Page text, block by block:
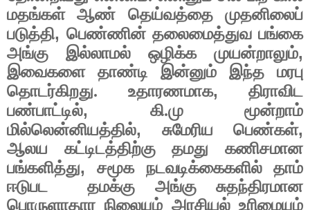
மதங்கள் ஆண் தெய்வத்தை முதனிலைப்
படுத்தி, பெண்ணின் தலைமைத்துவ பங்கை
அங்கு இல்லாமல் ஒழிக்க முயன்றாலும்,
இவைகளை தாண்டி இன்னும் இந்த மரபு
தொடர்கிறது. உதாரணமாக, திராவிட
பண்பாட்டில், கி.மு மூன்றாம்
மில்லென்னியத்தில், சுமேரிய பெண்கள்,
ஆலய கட்டிடத்திற்கு தமது கணிசமான
பங்களித்து,சமூக நடவடிக்கைகளில் தாம்
ஈடுபட
தமக்கு அங்கு சுதந்திரமான
பொருளாதார நிலையும் அரசியல் உரிமையும்